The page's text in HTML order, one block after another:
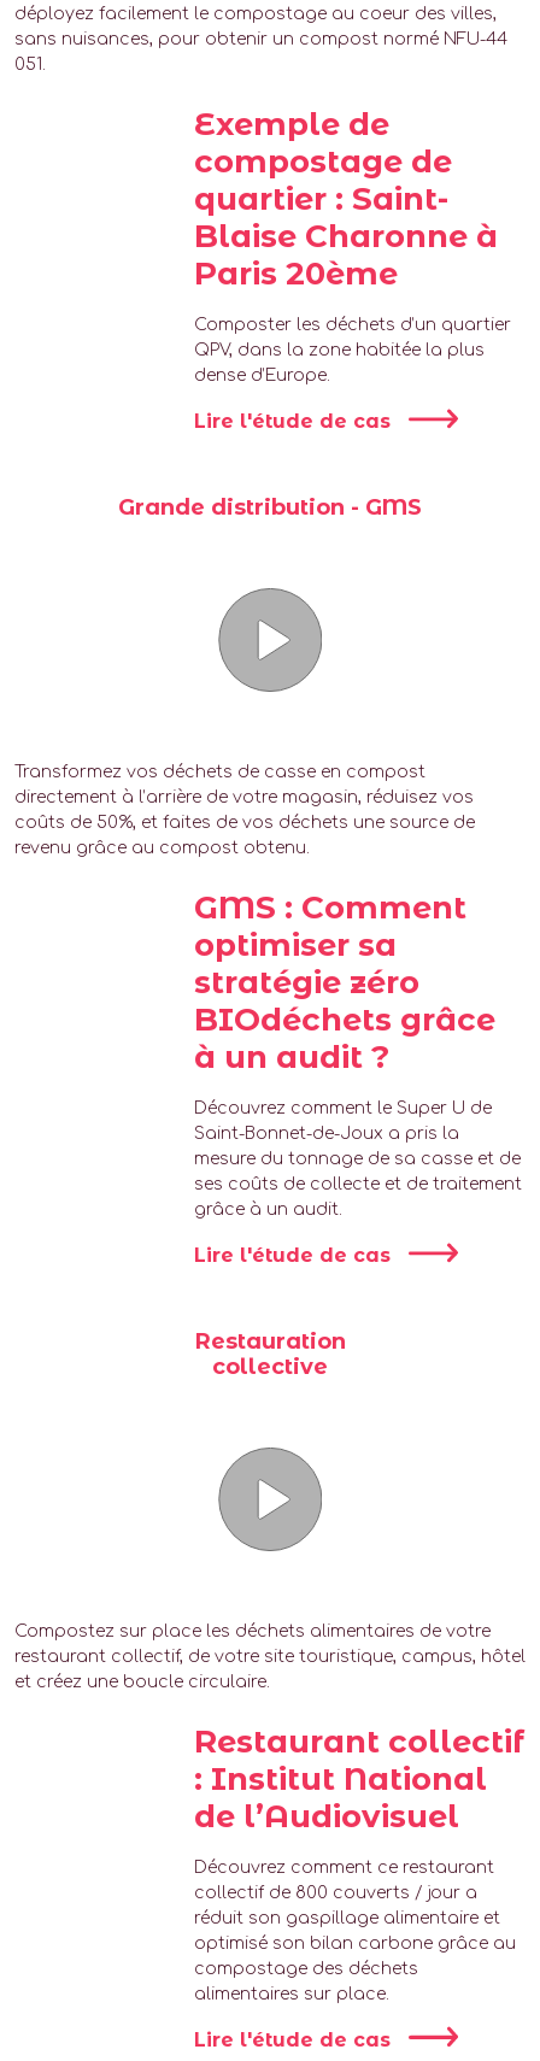
déployez facilement le compostage au coeur des villes,
sans nuisances, pour obtenir un compost normé NFU-44
051.
Exemple de
compostage de
quartier : Saint-
Blaise Charonne à
Paris 20ème
Composter les déchets d’un quartier
QPV, dans la zone habitée la plus
dense d’Europe.
Lire l'étude de cas
Grande distribution - GMS
Transformez vos déchets de casse en compost
directement à l’arrière de votre magasin, réduisez vos
coûts de 50%, et faites de vos déchets une source de
revenu grâce au compost obtenu.
GMS : Comment
optimiser sa
stratégie zéro
BIOdéchets grâce
à un audit ?
Découvrez comment le Super U de
Saint-Bonnet-de-Joux a pris la
mesure du tonnage de sa casse et de
ses coûts de collecte et de traitement
grâce à un audit.
Lire l'étude de cas
Restauration
collective
Compostez sur place les déchets alimentaires de votre
restaurant collectif, de votre site touristique, campus, hôtel
et créez une boucle circulaire.
Restaurant collectif
: Institut National
de l’Audiovisuel
Découvrez comment ce restaurant
collectif de 800 couverts / jour a
réduit son gaspillage alimentaire et
optimisé son bilan carbone grâce au
compostage des déchets
alimentaires sur place.
Lire l'étude de cas